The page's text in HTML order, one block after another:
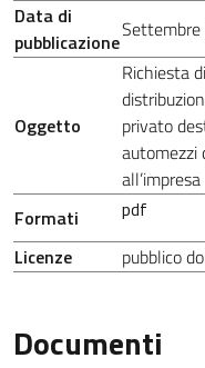
Data di
pubblicazione
Oggetto
Richiesta
privato
automezzi
all’impresa
Formati
pdf
Licenze
pubblico
Documenti